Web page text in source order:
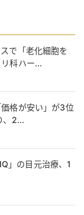
で「老化細胞を
科ハー...
格が安い」が3位
、2...
」の目元治療、1